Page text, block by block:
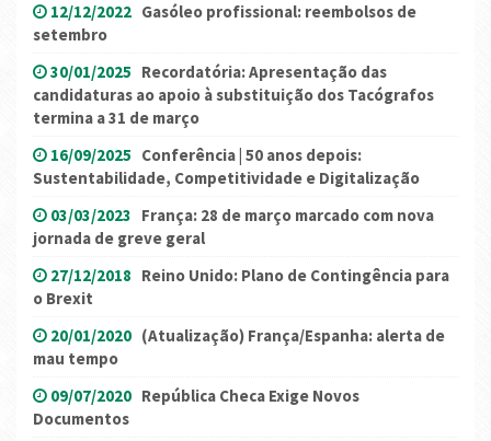
12/12/2022 Gasóleo profissional: reembolsos de
setembro
30/01/2025 Recordatória: Apresentação das
candidaturas ao apoio à substituição dos Tacógrafos
termina a 31 de março
16/09/2025 Conferência | 50 anos depois:
Sustentabilidade, Competitividade e Digitalização
03/03/2023 França: 28 de março marcado com nova
jornada de greve geral
27/12/2018 Reino Unido: Plano de Contingência para
o Brexit
20/01/2020 (Atualização) França/Espanha: alerta de
mau tempo
09/07/2020 República Checa Exige Novos
Documentos